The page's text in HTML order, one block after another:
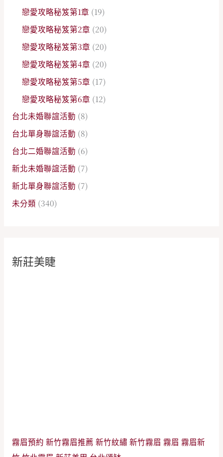
戀愛攻略秘笈第1章 (19)
戀愛攻略秘笈第2章 (20)
戀愛攻略秘笈第3章 (20)
戀愛攻略秘笈第4章 (20)
戀愛攻略秘笈第5章 (17)
戀愛攻略秘笈第6章 (12)
台北未婚聯誼活動 (8)
台北單身聯誼活動 (8)
台北二婚聯誼活動 (6)
新北未婚聯誼活動 (7)
新北單身聯誼活動 (7)
未分類 (340)
新莊美睫
霧眉預約 新竹霧眉推薦 新竹紋繡 新竹霧眉 霧眉 霧眉新